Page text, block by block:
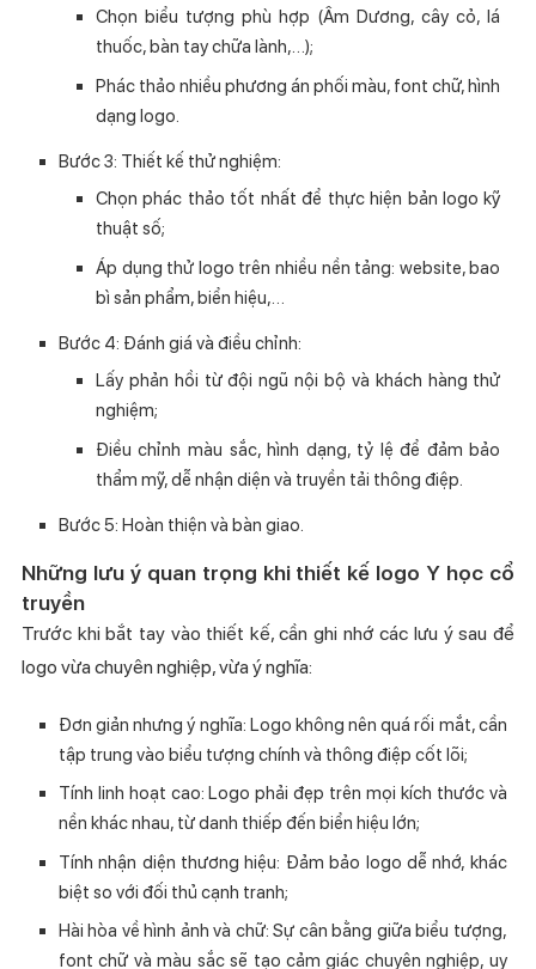
Chọn biểu tượng phù hợp (Âm Dương, cây cỏ, lá
thuốc, bàn tay chữa lành,…);
Phác thảo nhiều phương án phối màu, font chữ, hình
dạng logo.
Bước 3: Thiết kế thử nghiệm:
Chọn phác thảo tốt nhất để thực hiện bản logo kỹ
thuật số;
Áp dụng thử logo trên nhiều nền tảng: website, bao
bì sản phẩm, biển hiệu,…
Bước 4: Đánh giá và điều chỉnh:
Lấy phản hồi từ đội ngũ nội bộ và khách hàng thử
nghiệm;
Điều chỉnh màu sắc, hình dạng, tỷ lệ để đảm bảo
thẩm mỹ, dễ nhận diện và truyền tải thông điệp.
Bước 5: Hoàn thiện và bàn giao.
Những lưu ý quan trọng khi thiết kế logo Y học cổ
truyền
Trước khi bắt tay vào thiết kế, cần ghi nhớ các lưu ý sau để
logo vừa chuyên nghiệp, vừa ý nghĩa:
Đơn giản nhưng ý nghĩa: Logo không nên quá rối mắt, cần
tập trung vào biểu tượng chính và thông điệp cốt lõi;
Tính linh hoạt cao: Logo phải đẹp trên mọi kích thước và
nền khác nhau, từ danh thiếp đến biển hiệu lớn;
Tính nhận diện thương hiệu: Đảm bảo logo dễ nhớ, khác
biệt so với đối thủ cạnh tranh;
Hài hòa về hình ảnh và chữ: Sự cân bằng giữa biểu tượng,
font chữ và màu sắc sẽ tạo cảm giác chuyên nghiệp, uy